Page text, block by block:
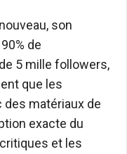
son
de
5 mille followers,
que les
matériaux de
exacte du
et les